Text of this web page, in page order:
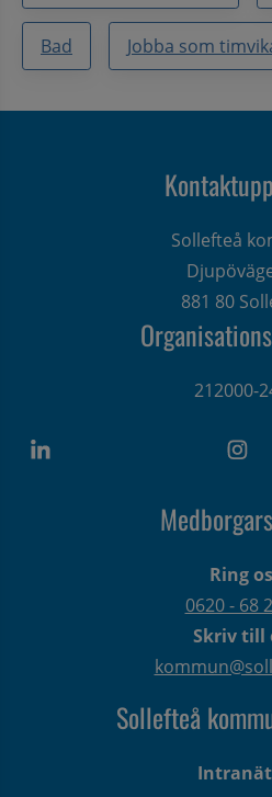
Bad Jobba som
Sollefteå
881 80
212000-
Ring
0620 - 68
Skriv till
Sollefteå